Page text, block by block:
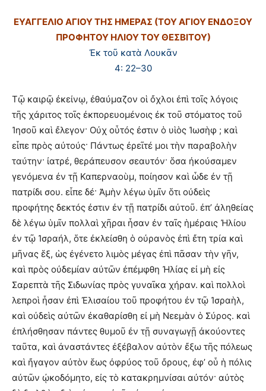
ΕΥΑΓΓΕΛΙΟ ΑΓΙΟΥ ΤΗΣ ΗΜΕΡΑΣ (ΤΟΥ ΑΓΙΟΥ ΕΝΔΟΞΟΥ
ΠΡΟΦΗΤΟΥ ΗΛΙΟΥ ΤΟΥ ΘΕΣΒΙΤΟΥ)
Ἐκ τοῦ κατὰ Λουκᾶν
4: 22–30
Τῷ καιρῷ ἐκείνῳ, ἐθαύμαζον οἱ ὄχλοι ἐπὶ τοῖς λόγοις
τῆς χάριτος τοῖς ἐκπορευομένοις ἐκ τοῦ στόματος τοῦ
Ἰησοῦ καὶ ἔλεγον· Οὐχ οὗτός ἐστιν ὁ υἱὸς Ἰωσὴφ ; καὶ
εἶπε πρὸς αὐτούς· Πάντως ἐρεῖτέ μοι τὴν παραβολὴν
ταύτην· ἰατρέ, θεράπευσον σεαυτόν· ὅσα ἠκούσαμεν
γενόμενα ἐν τῇ Καπερναοὺμ, ποίησον καὶ ὧδε ἐν τῇ
πατρίδι σου. εἶπε δέ· Ἀμὴν λέγω ὑμῖν ὅτι οὐδεὶς
προφήτης δεκτός ἐστιν ἐν τῇ πατρίδι αὐτοῦ. ἐπ’ ἀληθείας
δὲ λέγω ὑμῖν πολλαὶ χῆραι ἦσαν ἐν ταῖς ἡμέραις Ἠλίου
ἐν τῷ Ἰσραήλ, ὅτε ἐκλείσθη ὁ οὐρανὸς ἐπὶ ἔτη τρία καὶ
μῆνας ἕξ, ὡς ἐγένετο λιμὸς μέγας ἐπὶ πᾶσαν τὴν γῆν,
καὶ πρὸς οὐδεμίαν αὐτῶν ἐπέμφθη Ἠλίας εἰ μὴ εἰς
Σαρεπτὰ τῆς Σιδωνίας πρὸς γυναῖκα χήραν. καὶ πολλοὶ
λεπροὶ ἦσαν ἐπὶ Ἐλισαίου τοῦ προφήτου ἐν τῷ Ἰσραὴλ,
καὶ οὐδεὶς αὐτῶν ἐκαθαρίσθη εἰ μὴ Νεεμὰν ὁ Σύρος. καὶ
ἐπλήσθησαν πάντες θυμοῦ ἐν τῇ συναγωγῇ ἀκούοντες
ταῦτα, καὶ ἀναστάντες ἐξέβαλον αὐτὸν ἔξω τῆς πόλεως
καὶ ἤγαγον αὐτὸν ἕως ὀφρύος τοῦ ὄρους, ἐφ’ οὗ ἡ πόλις
αὐτῶν ᾠκοδόμητο, εἰς τὸ κατακρημνίσαι αὐτόν· αὐτὸς